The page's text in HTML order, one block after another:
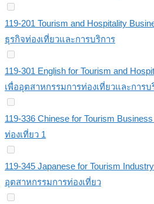
119-201 Tourism and Hospitality
ธุรกิจท่องเที่ยวและการบริการ
119-301 English for Tourism and
เพื่ออุตสาหกรรมการท่องเที่ยวและการบ
119-336 Chinese for Tourism
ท่องเที่ยว 1
119-345 Japanese for Tourism
อุตสาหกรรมการท่องเที่ยว